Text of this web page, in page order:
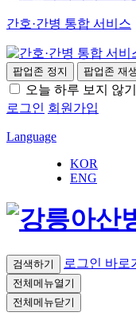
간호·간병 통합 서비스
팝업존 정지 팝업존 재생
오늘 하루 보지 않기
로그인 회원가입
Language
KOR
ENG
검색하기 로그인 바로
전체메뉴열기
전체메뉴닫기